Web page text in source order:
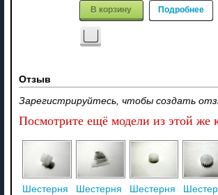
В корзину Подробнее
Отзыв
Зарегистрируйтесь, чтобы создать
Посмотрите ещё модели из этой же
Шестерня
Шестерня
Шестерня